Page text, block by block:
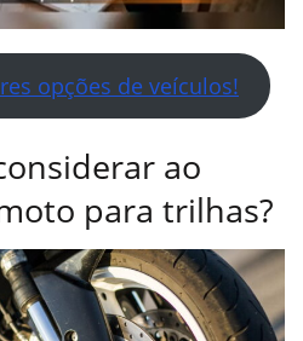
opções de veículos!
ao
para trilhas?